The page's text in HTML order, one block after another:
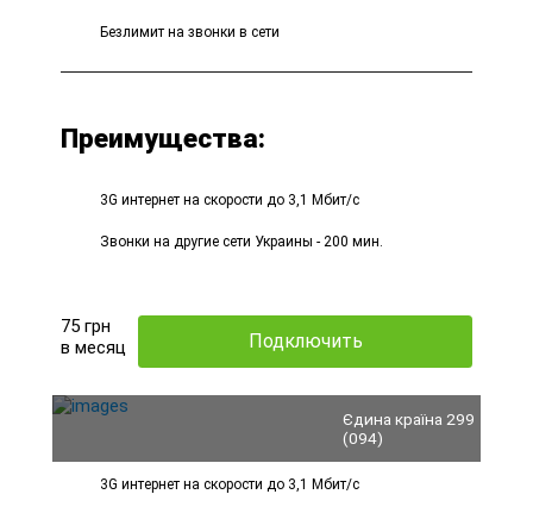
Безлимит на звонки в сети
Преимущества:
3G интернет на скорости до 3,1 Мбит/с
Звонки на другие сети Украины - 200 мин.
75 грн
в месяц
Подключить
Єдина країна 299
(094)
3G интернет на скорости до 3,1 Мбит/с